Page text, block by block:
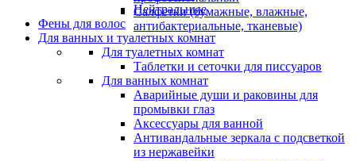
Салфетки (бумажные, влажные,
антибактериальные, тканевые)
Нейтральные
Фены для волос
Для ванных и туалетных комнат
Для туалетных комнат
Таблетки и сеточки для писсуаров
Для ванных комнат
Аварийные души и раковины для
промывки глаз
Аксессуары для ванной
Антивандальные зеркала с подсветкой
из нержавейки